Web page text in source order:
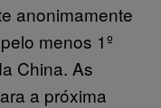
anonimamente
menos 1º
China. As
a próxima